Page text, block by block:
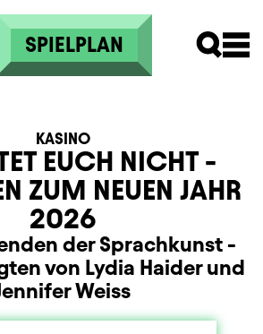
SPIELPLAN
EUCH NICHT -
ZUM NEUEN JAHR
2026
KASINO
der Sprachkunst -
von Lydia Haider und
Weiss